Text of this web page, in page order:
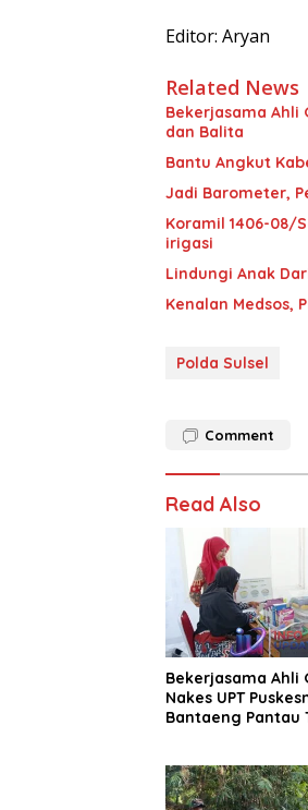
Editor: Aryan
Related News
Bekerjasama Ahli
dan Balita
Bantu Angkut
Jadi Barometer,
Koramil 1406-08/
irigasi
Lindungi Anak
Kenalan Medsos,
Polda Sulsel
Comment
Read Also
Bekerjasama Ahli
Nakes UPT
Bantaeng Pantau